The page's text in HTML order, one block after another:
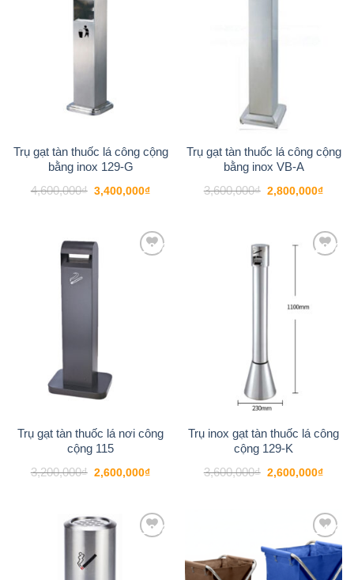
Trụ gạt tàn thuốc lá công cộng
bằng inox 129-G
4,600,000₫ Giá
gốc
3,400,000₫Giá
3,400,000₫.
Trụ gạt tàn thuốc lá công cộng
bằng inox VB-A
3,600,000₫ Giá
gốc
2,800,000₫Giá
-19%
Trụ gạt tàn thuốc lá nơi công
cộng 115
3,200,000₫ Giá
gốc
2,600,000₫Giá
2,600,000₫.
-28%
Trụ inox gạt tàn thuốc lá công
cộng 129-K
3,600,000₫ Giá
gốc
2,600,000₫Giá
-19% -14%
Add to
wishlist